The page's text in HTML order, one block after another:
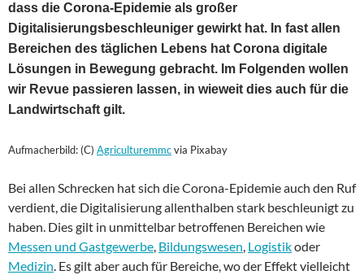
dass die Corona-Epidemie als großer
Digitalisierungsbeschleuniger gewirkt hat. In fast allen
Bereichen des täglichen Lebens hat Corona digitale
Lösungen in Bewegung gebracht. Im Folgenden wollen
wir Revue passieren lassen, in wieweit dies auch für die
Landwirtschaft gilt.
Aufmacherbild: (C) Agriculturemmcvia Pixabay
Bei allen Schrecken hat sich die Corona-Epidemie auch den Ruf
verdient, die Digitalisierung allenthalben stark beschleunigt zu
haben. Dies gilt in unmittelbar betroffenen Bereichen wie
Messen und Gastgewerbe, Bildungswesen, Logistikoder
Medizin. Es gilt aber auch für Bereiche, wo der Effekt vielleicht